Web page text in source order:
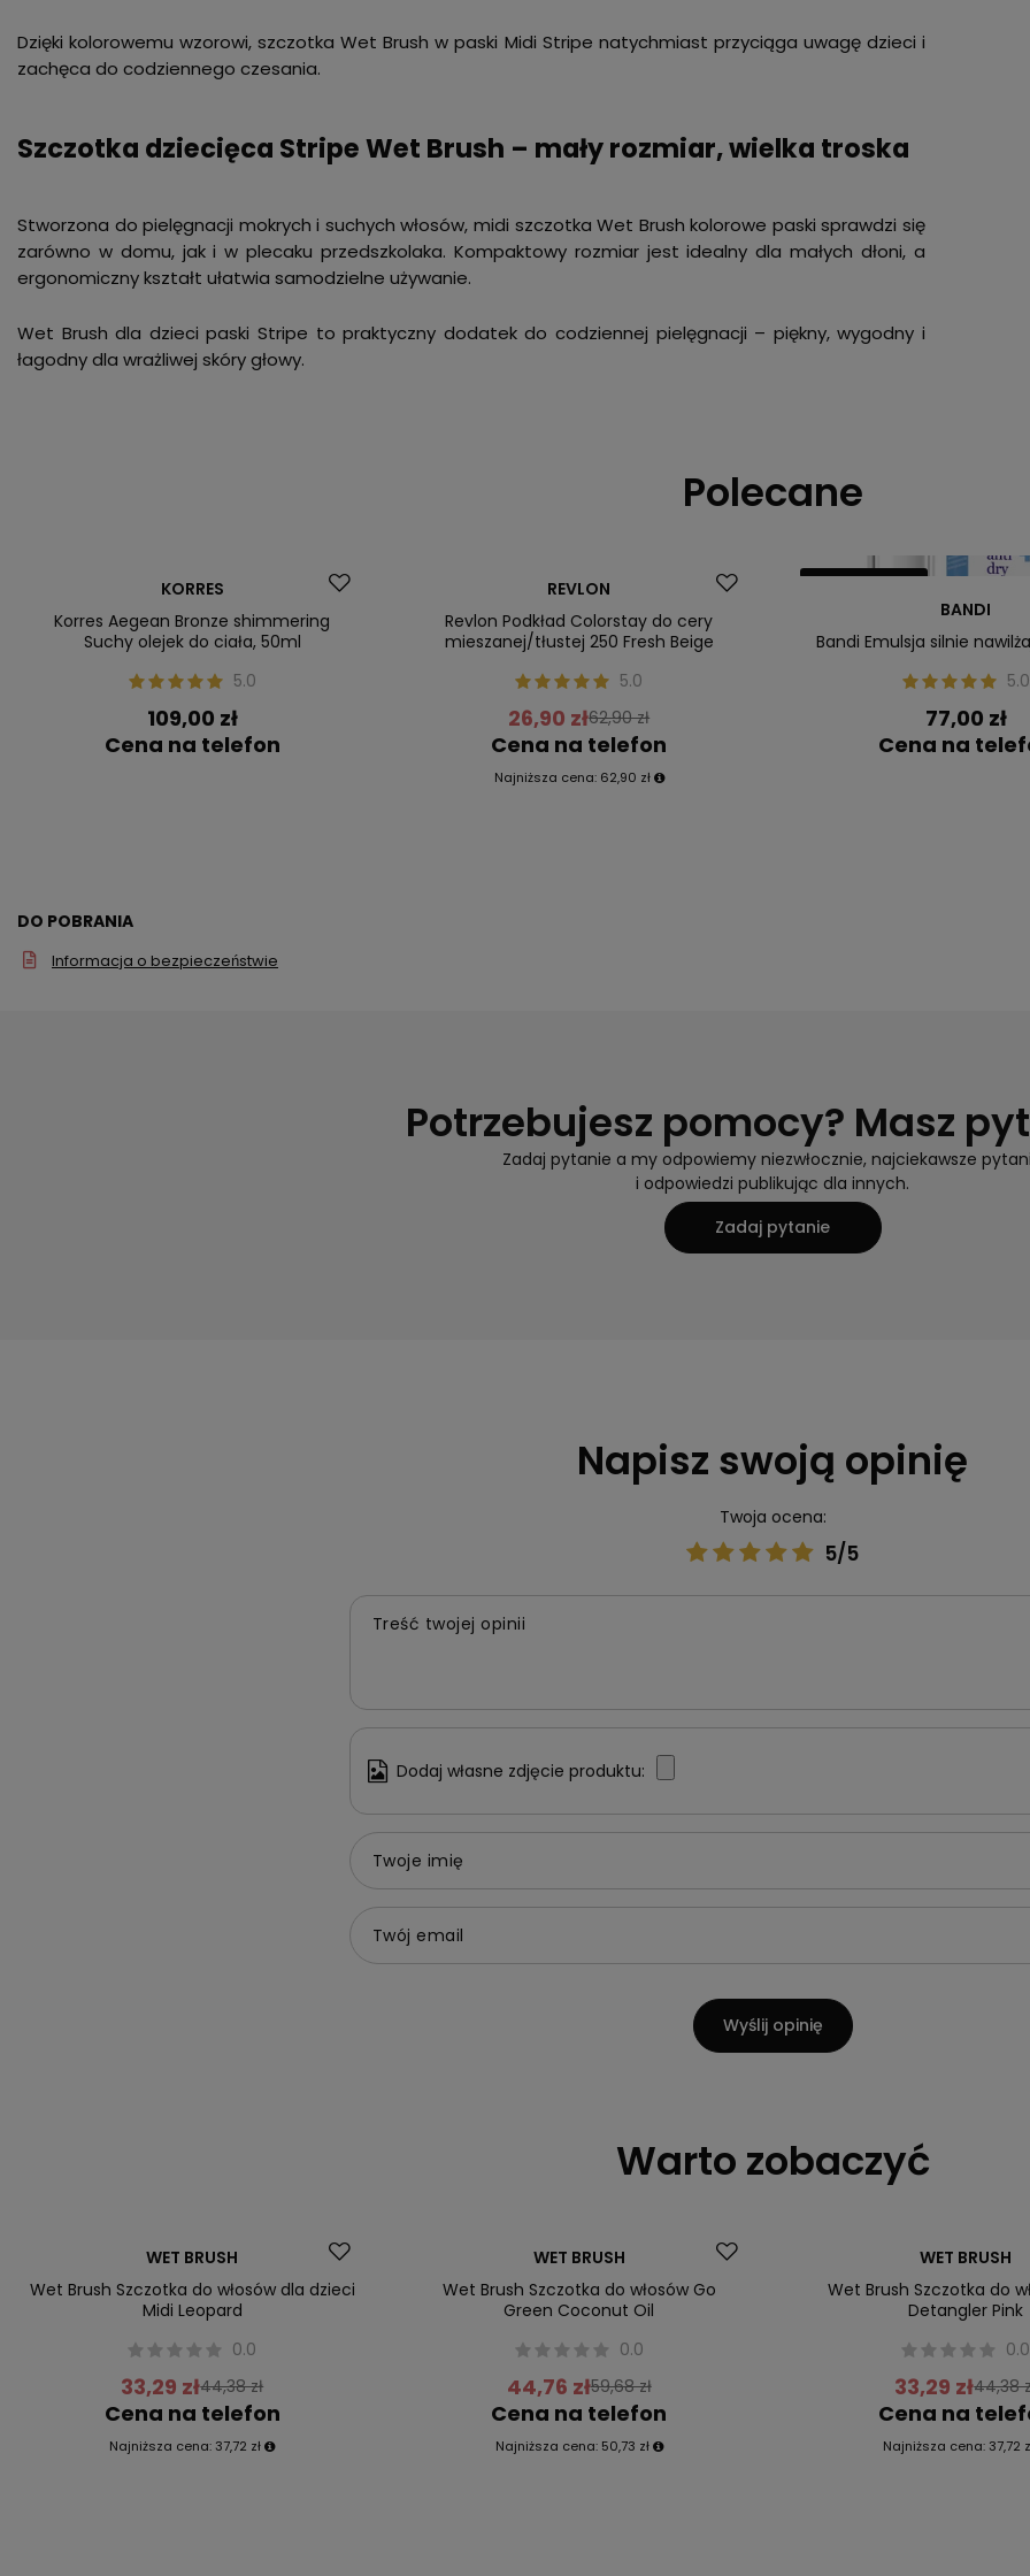
Dzięki kolorowemu wzorowi, szczotka Wet Brush w paski Midi Stripe natychmiast przyciąga uwagę dzieci i
zachęca do codziennego czesania.
Szczotka dziecięca Stripe Wet Brush – mały rozmiar, wielka troska
Stworzona do pielęgnacji mokrych i suchych włosów, midi szczotka Wet Brush kolorowe paski sprawdzi się
zarówno w domu, jak i w plecaku przedszkolaka. Kompaktowy rozmiar jest idealny dla małych dłoni, a
ergonomiczny kształt ułatwia samodzielne używanie.
Wet Brush dla dzieci paski Stripe to praktyczny dodatek do codziennej pielęgnacji – piękny, wygodny i
łagodny dla wrażliwej skóry głowy.
Polecane
KORRES
Korres Aegean Bronze shimmering
Suchy olejek do ciała, 50ml
5.0
109,00 zł
Cena na telefon
REVLON
Revlon Podkład Colorstay do cery
mieszanej/tłustej 250 Fresh Beige
5.0
26,90 zł62,90 zł
Cena na telefon
Najniższa cena: 62,90 zł
Nasz bestseller
BANDI
Bandi Emulsja silnie
5.0
77,00 zł
Cena na
DO POBRANIA
Informacja o bezpieczeństwie
Potrzebujesz pomocy? Masz
Zadaj pytanie a my odpowiemy niezwłocznie, najciekawsze
i odpowiedzi publikując dla innych.
Zadaj pytanie
Napisz swoją opinię
Twoja ocena:
5/5
Treść twojej opinii
Dodaj własne zdjęcie produktu:
Twoje imię
Twój email
Wyślij opinię
Warto zobaczyć
WET BRUSH
Wet Brush Szczotka do włosów dla dzieci
Midi Leopard
0.0
33,29 zł44,38 zł
Cena na telefon
Najniższa cena: 37,72 zł
WET BRUSH
Wet Brush Szczotka do włosów Go
Green Coconut Oil
0.0
44,76 zł59,68 zł
Cena na telefon
Najniższa cena: 50,73 zł
WET BRUSH
Wet Brush Szczotka do
Detangler Pink
0.0
33,29 zł44,38
Cena na
Najniższa cena: 37,72